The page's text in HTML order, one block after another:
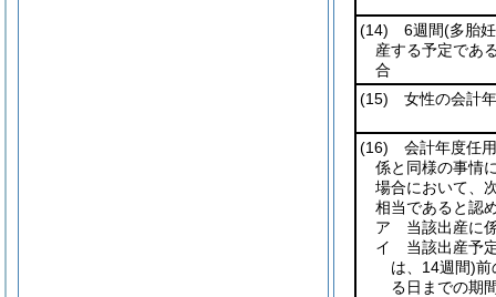
(14) 6週間(多胎
産する予定であ
合
(15) 女性の会計
(16) 会計年度任
係と同様の事情
場合において、
相当であると認
ア 当該出産に
イ 当該出産予
は、14週間)前
る日までの期